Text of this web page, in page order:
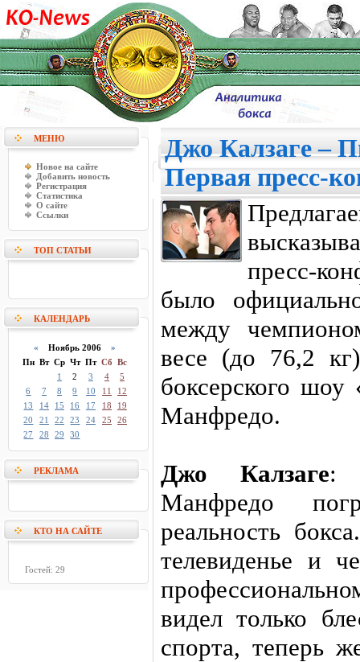
МЕНЮ
Новое на сайте
Добавить новость
Регистрация
Статистика
О сайте
Ссылки
ТОП СТАТЬИ
КАЛЕНДАРЬ
« Ноябрь 2006 »
Пн Вт Ср Чт Пт Сб Вс
1
2 3 4
5
6
7 8 9 10 11
12
13
14 15 16 17 18
19
20
21 22 23 24 25
26
27
28 29 30
РЕКЛАМА
КТО НА САЙТЕ
Гостей: 29
Джо Калзаге –
Первая пресс-
пресс-
было
между
весе (до 76,2
боксерского
Манфредо.
Джо Калзаге:
Манфредо
реальность
телевиденье и
видел только
спорта, теперь